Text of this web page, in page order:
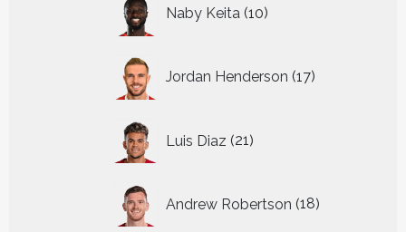
Naby Keita 10
producten
Jordan Henderson 17
producten
Luis Diaz 21
producten
Andrew Robertson 18
producten